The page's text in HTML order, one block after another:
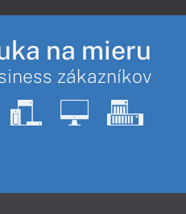
na mieru
zákazníkov